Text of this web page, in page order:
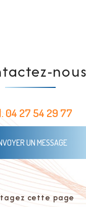
nous
04 27 54 29 77
UN MESSAGE
cette page